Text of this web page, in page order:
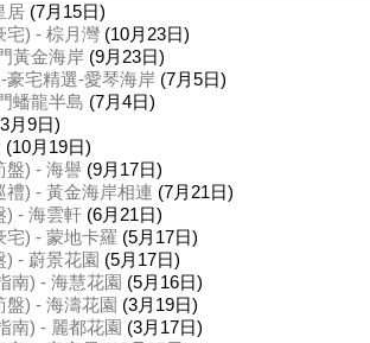
居 (7月15日)
宅) - 棕月灣 (10月23日)
黃金海岸 (9月23日)
豪宅精選-愛琴海岸 (7月5日)
蟠龍半島 (7月4日)
月9日)
(10月19日)
盤) - 海譽 (9月17日)
禮) - 黃金海岸相連 (7月21日)
) - 海雲軒 (6月21日)
宅) - 蒙地卡羅 (5月17日)
- 蔚景花園 (5月17日)
南) - 海慧花園 (5月16日)
) - 海濤花園 (3月19日)
南) - 麗都花園 (3月17日)